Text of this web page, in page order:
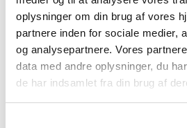
oplysninger om din brug af vores
partnere inden for sociale medier,
og analysepartnere. Vores
data med andre oplysninger, du
de har indsamlet fra din brug af
Forside
Frivilligenhed
Frivilligenheder